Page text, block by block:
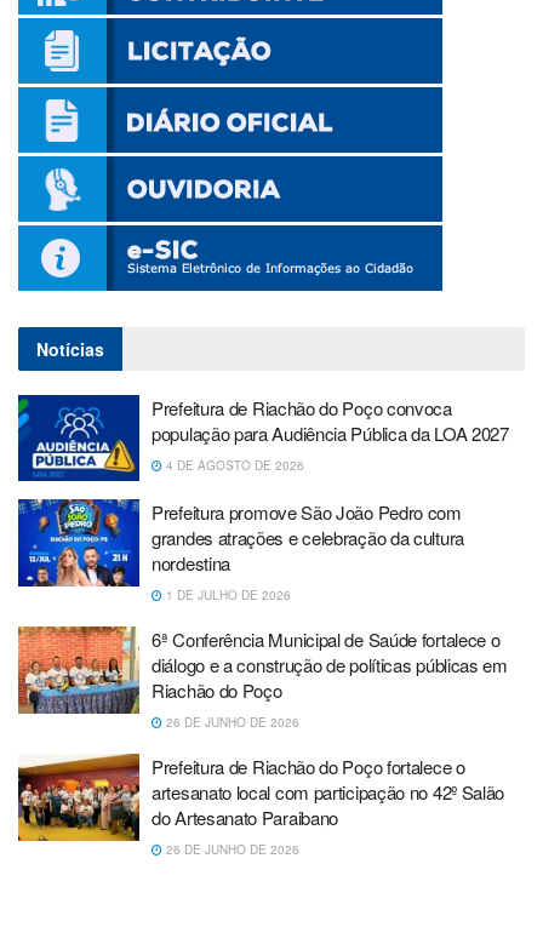
Notícias
Prefeitura de Riachão do Poço convoca
população para Audiência Pública da LOA 2027
4 DE AGOSTO DE 2026
Prefeitura promove São João Pedro com
grandes atrações e celebração da cultura
nordestina
1 DE JULHO DE 2026
6ª Conferência Municipal de Saúde fortalece o
diálogo e a construção de políticas públicas em
Riachão do Poço
26 DE JUNHO DE 2026
Prefeitura de Riachão do Poço fortalece o
artesanato local com participação no 42º Salão
do Artesanato Paraibano
26 DE JUNHO DE 2026